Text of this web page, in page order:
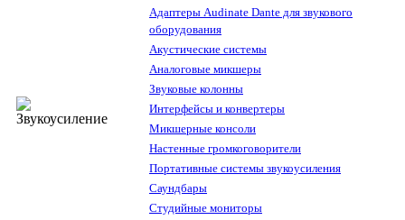
Адаптеры Audinate Dante для звукового
оборудования
Акустические системы
Аналоговые микшеры
Звуковые колонны
Интерфейсы и конвертеры
Микшерные консоли
Настенные громкоговорители
Портативные системы звукоусиления
Саундбары
Студийные мониторы